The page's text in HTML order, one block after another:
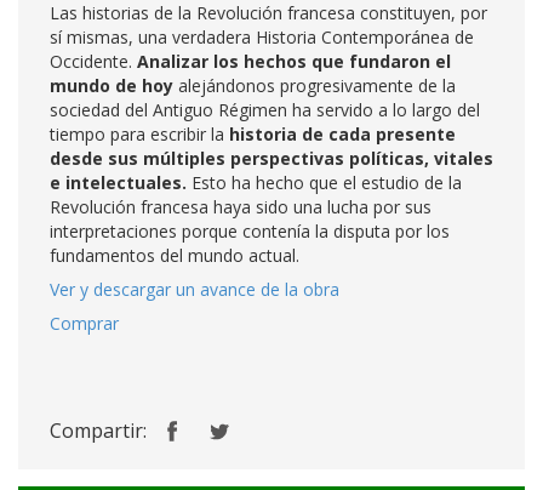
Las historias de la Revolución francesa constituyen, por
sí mismas, una verdadera Historia Contemporánea de
Occidente. Analizar los hechos que fundaron el
mundo de hoy alejándonos progresivamente de la
sociedad del Antiguo Régimen ha servido a lo largo del
tiempo para escribir la historia de cada presente
desde sus múltiples perspectivas políticas, vitales
e intelectuales. Esto ha hecho que el estudio de la
Revolución francesa haya sido una lucha por sus
interpretaciones porque contenía la disputa por los
fundamentos del mundo actual.
Ver y descargar un avance de la obra
Comprar
Compartir: